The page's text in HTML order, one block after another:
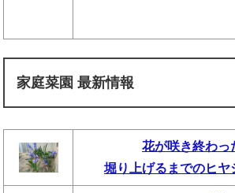
家庭菜園 最新情報
花が咲き終わっ
堀り上げるまでのヒヤ